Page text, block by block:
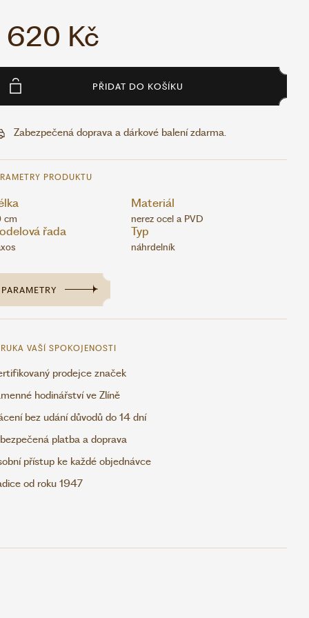
620 Kč
PŘIDAT DO KOŠÍKU
Zabezpečená doprava a dárkové balení zdarma.
PRODUKTU
cm
Materiál
nerez ocel a PVD
řada Typ
náhrdelník
PARAMETRY
VAŠÍ SPOKOJENOSTI
prodejce značek
hodinářství ve Zlíně
bez udání důvodů do 14 dní
platba a doprava
přístup ke každé objednávce
od roku 1947